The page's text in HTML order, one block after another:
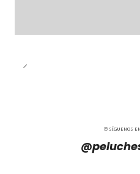
SÍGUENOS